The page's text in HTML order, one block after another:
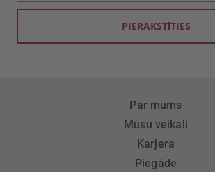
PIERAKSTĪTIES
Par mums
Mūsu veikali
Karjera
Piegāde